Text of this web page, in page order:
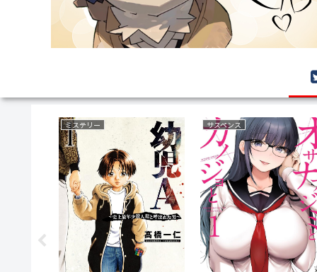
ミステリー サスペンス